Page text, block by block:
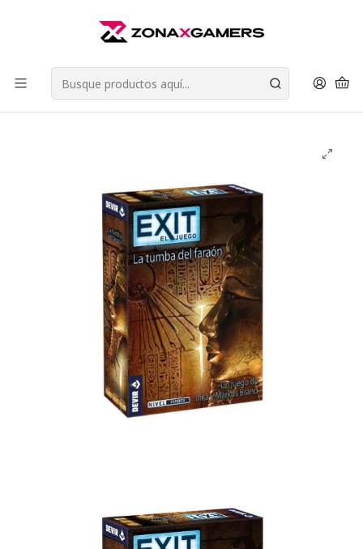
Retiros en Providencia
Leer más
Inicio Juegos de Mesa Juegos de Estrategia
Exit El Juego - La tumba del faraon